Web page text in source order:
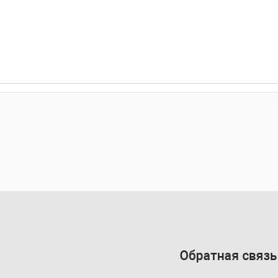
Обратная связь